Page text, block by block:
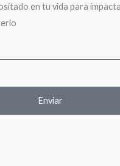
en tu vida para
Enviar